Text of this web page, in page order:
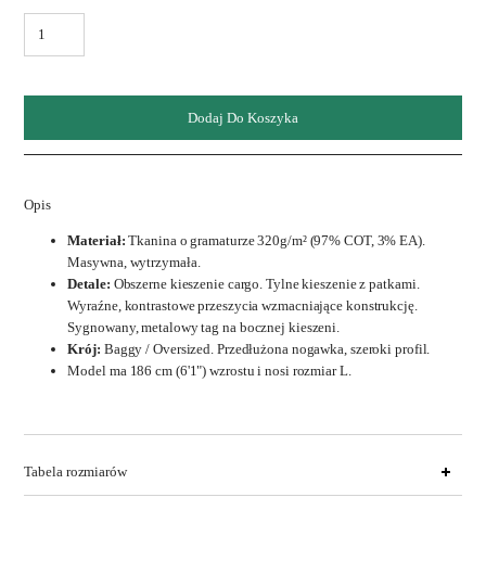
ilość
HEAVY
SHORTS
Dodaj Do Koszyka
Opis
Materiał:Tkanina o gramaturze 320g/m² (97% COT, 3% EA).
Masywna, wytrzymała.
Detale: Obszerne kieszenie cargo. Tylne kieszenie z patkami.
Wyraźne, kontrastowe przeszycia wzmacniające konstrukcję.
Sygnowany, metalowy tag na bocznej kieszeni.
Krój: Baggy / Oversized. Przedłużona nogawka, szeroki profil.
Model ma 186 cm (6'1") wzrostu i nosi rozmiar L.
Tabela rozmiarów